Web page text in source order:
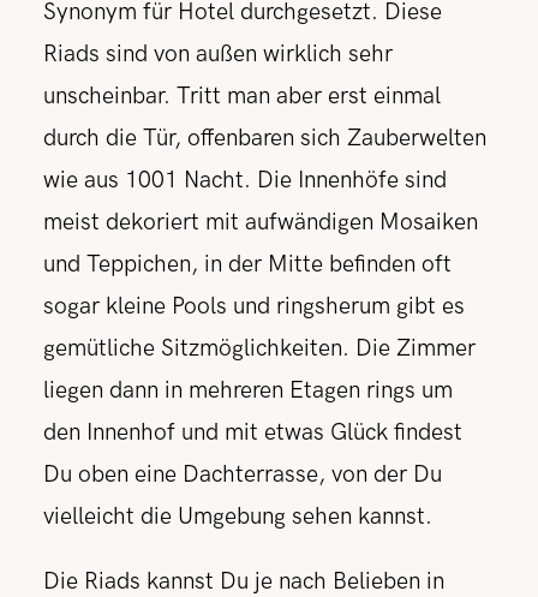
Synonym für Hotel durchgesetzt. Diese
Riads sind von außen wirklich sehr
unscheinbar. Tritt man aber erst einmal
durch die Tür, offenbaren sich Zauberwelten
wie aus 1001 Nacht. Die Innenhöfe sind
meist dekoriert mit aufwändigen Mosaiken
und Teppichen, in der Mitte befinden oft
sogar kleine Pools und ringsherum gibt es
gemütliche Sitzmöglichkeiten. Die Zimmer
liegen dann in mehreren Etagen rings um
den Innenhof und mit etwas Glück findest
Du oben eine Dachterrasse, von der Du
vielleicht die Umgebung sehen kannst.
Die Riads kannst Du je nach Belieben in